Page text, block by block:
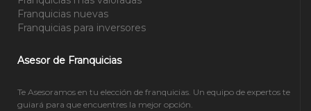
Franquicias nuevas
Franquicias para inversores
Asesor de Franquicias
Te Asesoramos en tu elección de franquicias. Un equipo de expertos te
guiará para que encuentres la mejor opción.